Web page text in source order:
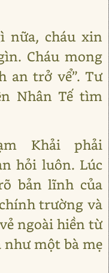
nữa, cháu xin
Cháu mong
an trở vể”. Tư
Nhân Tế tìm
Khải phải
hỏi luôn. Lúc
bản lĩnh của
trường và
ngoài hiền từ
như một bà mẹ